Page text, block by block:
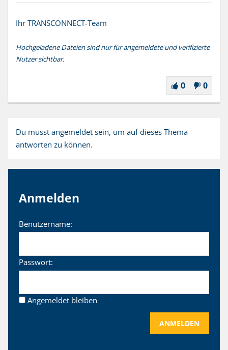
Ihr TRANSCONNECT-Team
Hochgeladene Dateien sind nur für angemeldete und verifizierte
Nutzer sichtbar.
0 0
Du musst angemeldet sein, um auf dieses Thema
antworten zu können.
Anmelden
Benutzername:
Passwort:
Angemeldet bleiben
ANMELDEN